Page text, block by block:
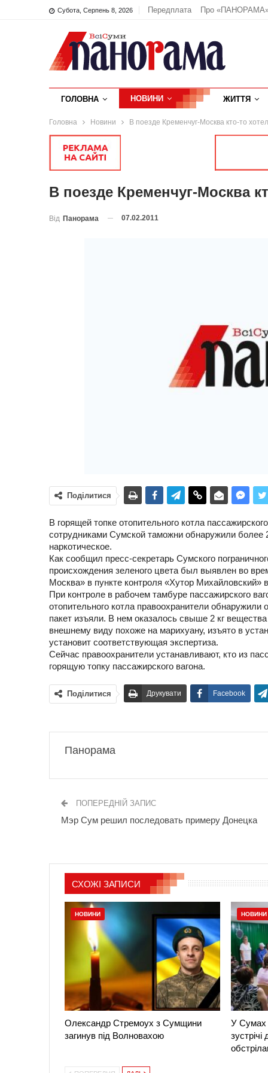
Субота, Серпень 8, 2026 Передплата Про
ГОЛОВНА НОВИНИ ЖИТТЯ
Головна Новини В поезде Кременчуг-Москва кто-то
В поезде Кременчуг-Москва
Від Панорама 07.02.2011
Поділитися
В горящей топке отопительного котла
сотрудниками Сумской таможни обнаружили более
наркотическое.
Как сообщил пресс-секретарь Сумского
происхождения зеленого цвета был выявлен во
Москва» в пункте контроля «Хутор Михайловский»
При контроле в рабочем тамбуре пассажирского
отопительного котла правоохранители
пакет изъяли. В нем оказалось свыше 2 кг
внешнему виду похоже на марихуану, изъято в
установит соответствующая экспертиза.
Сейчас правоохранители устанавливают, кто из
горящую топку пассажирского вагона.
Поділитися Друкувати Facebook
Панорама
ПОПЕРЕДНІЙ ЗАПИС
Мэр Сум решил последовать примеру Донецка
СХОЖІ ЗАПИСИ
НОВИНИ
Олександр Стремоух з Сумщини
загинув під Волновахою
НОВИНИ
У Сумах